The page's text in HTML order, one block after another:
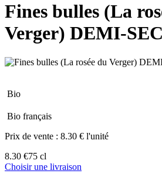
Fines bulles (La
Verger) DEMI-
Bio
Bio français
Prix de vente : 8.30 € l'unité
8.30 €75 cl
Choisir une livraison